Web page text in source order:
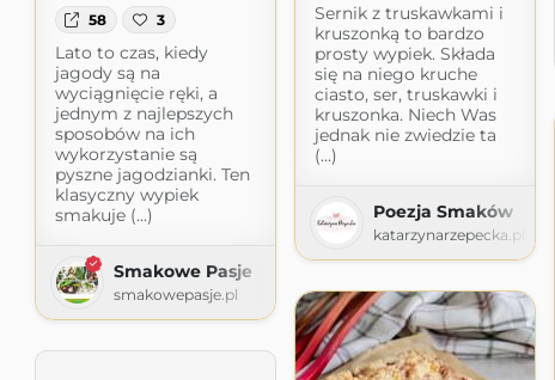
Sernik z truskawkami i
kruszonką to bardzo
prosty wypiek. Składa
się na niego kruche
ciasto, ser, truskawki i
kruszonka. Niech Was
jednak nie zwiedzie ta
(...)
Poezja Smaków
katarzynarzepecka.pl
58 3
Lato to czas, kiedy
jagody są na
wyciągnięcie ręki, a
jednym z najlepszych
sposobów na ich
wykorzystanie są
pyszne jagodzianki. Ten
klasyczny wypiek
smakuje (...)
Smakowe Pasje
smakowepasje.pl